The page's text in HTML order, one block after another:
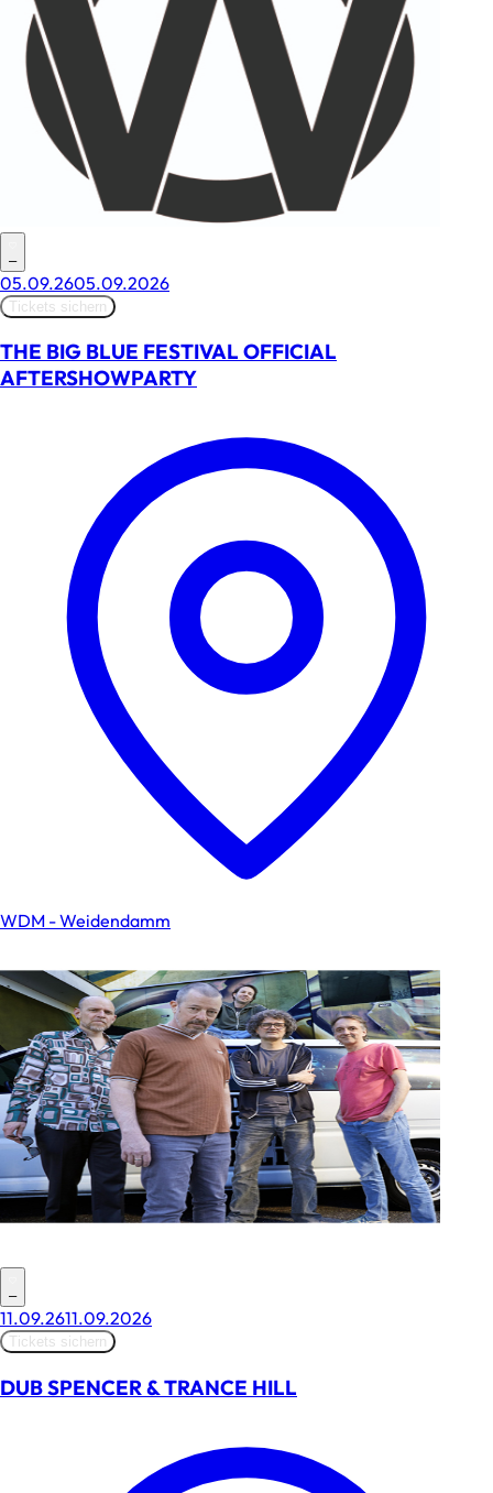
–
05.09.2605.09.2026
Tickets sichern
THE BIG BLUE FESTIVAL OFFICIAL
AFTERSHOWPARTY
WDM - Weidendamm
–
11.09.2611.09.2026
Tickets sichern
DUB SPENCER & TRANCE HILL